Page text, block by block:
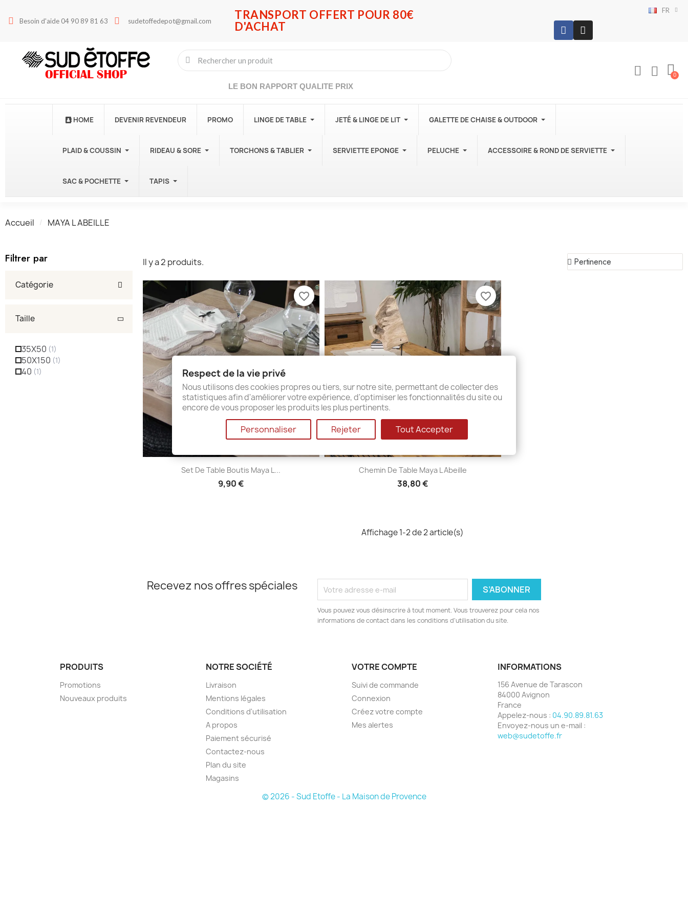
Besoin d'aide 04 90 89 81 63 sudetoffedepot@gmail.com
TRANSPORT OFFERT POUR 80€
D'ACHAT
FR
LE BON RAPPORT QUALITE PRIX
HOME DEVENIR REVENDEUR PROMO LINGE DE TABLE JETÉ & LINGE DE LIT GALETTE DE CHAISE & OUTDOOR
PLAID & COUSSIN RIDEAU & SORE TORCHONS & TABLIER SERVIETTE EPONGE PELUCHE ACCESSOIRE & ROND DE SERVIETTE
SAC & POCHETTE TAPIS
Accueil MAYA L ABEILLE
Filtrer par
Catégorie
Taille
35X50
50X150
40
Il y a 2 produits.
Aperçu rapide
Set De Table Boutis Maya L...
9,90 €
favorite_border
Aperçu rapide
Chemin De Table Maya L Abeille
38,80 €
favorite_border
Affichage 1-2 de 2 article(s)
Recevez nos offres spéciales
Vous pouvez vous désinscrire à tout moment. Vous trouverez pour cela nos
informations de contact dans les conditions d'utilisation du site.
PRODUITS
Promotions
Nouveaux produits
NOTRE SOCIÉTÉ
Livraison
Mentions légales
Conditions d'utilisation
A propos
Paiement sécurisé
Contactez-nous
Plan du site
Magasins
VOTRE COMPTE
Suivi de commande
Connexion
Créez votre compte
Mes alertes
INFORMATIONS
156 Avenue de Tarascon
84000 Avignon
France
Appelez-nous : 04.90.89.81.63
Envoyez-nous un e-mail :
web@sudetoffe.fr
© 2026 - Sud Etoffe - La Maison de Provence
Respect de la vie privé
Nous utilisons des cookies propres ou tiers, sur notre site, permettant de collecter des
statistiques afin d'améliorer votre expérience, d'optimiser les fonctionnalités du site ou
encore de vous proposer les produits les plus pertinents.
Personnaliser Rejeter Tout Accepter